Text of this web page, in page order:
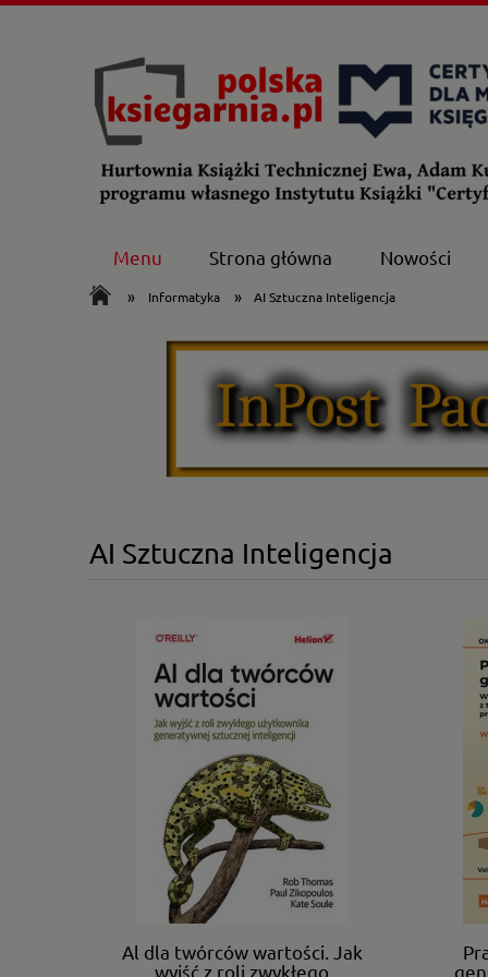
Menu Strona główna Nowości
» Informatyka » AI Sztuczna Inteligencja
AI Sztuczna Inteligencja
Al dla twórców wartości. Jak
wyjść z roli zwykłego